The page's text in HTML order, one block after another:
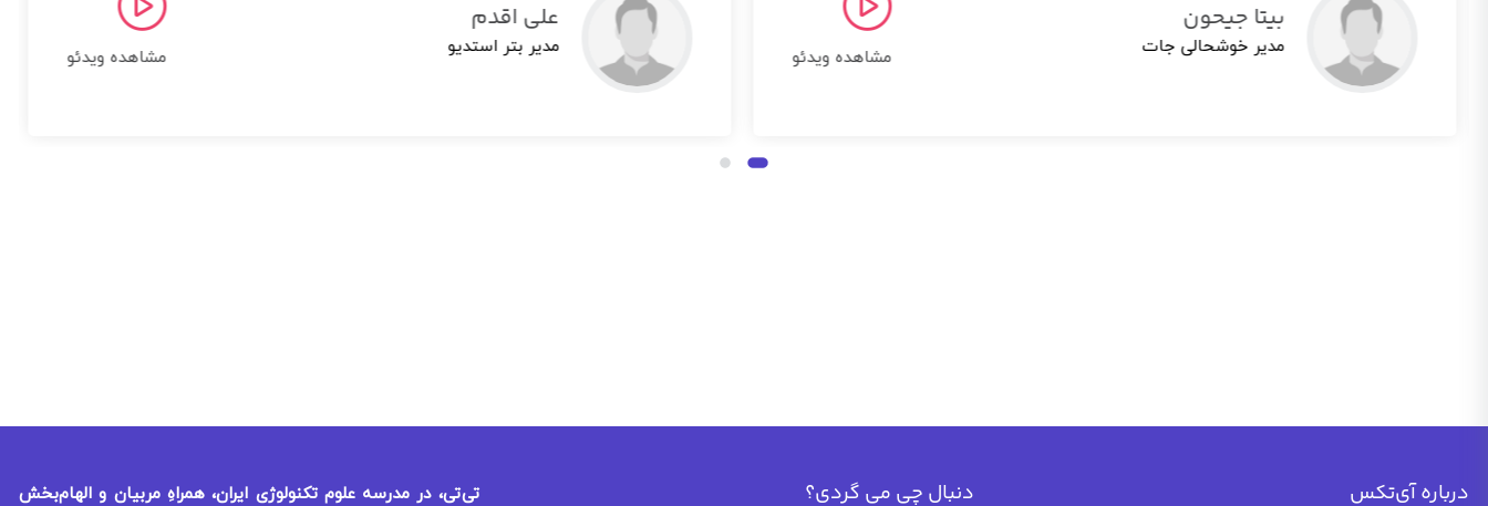
بیتا جیحون
مدیر خوشحالی جات مشاهده ویدئو
علی اقدم
مدیر بتر استدیو مشاهده ویدئو
درباره آی‌تکس دنبال چی می گردی؟ تی‌تی، در مدرسه علوم تکنولوژی ایران، همراهِ مربیان و الهام‌بخش